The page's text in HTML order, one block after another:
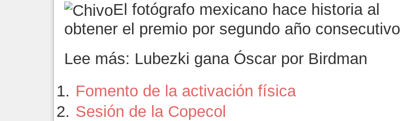
El fotógrafo mexicano hace historia al
obtener el premio por segundo año consecutivo
Lee más: Lubezki gana Óscar por Birdman
Fomento de la activación física
Sesión de la Copecol